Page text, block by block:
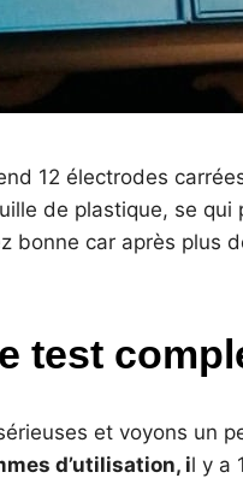
12 électrodes
de plastique, se
bonne car après plus
test
et voyons un
d’utilisation, il y a